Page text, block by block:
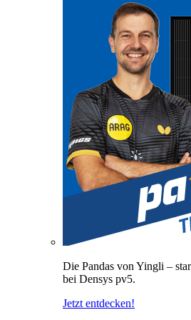
Die Pandas von Yingli –
bei Densys pv5.
Jetzt entdecken!